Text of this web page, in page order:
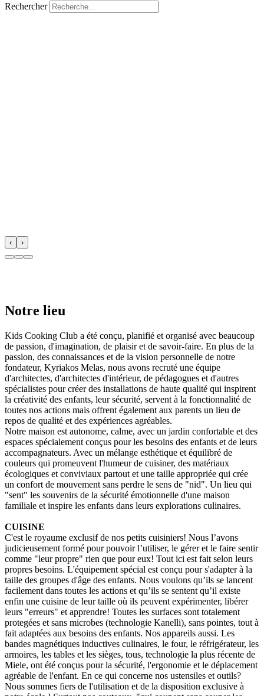
Rechercher
‹ ›
Notre lieu
Kids Cooking Club a été conçu, planifié et organisé avec beaucoup
de passion, d'imagination, de plaisir et de savoir-faire. En plus de la
passion, des connaissances et de la vision personnelle de notre
fondateur, Kyriakos Melas, nous avons recruté une équipe
d'architectes, d'architectes d'intérieur, de pédagogues et d'autres
spécialistes pour créer des installations de haute qualité qui inspirent
la créativité des enfants, leur sécurité, servent à la fonctionnalité de
toutes nos actions mais offrent également aux parents un lieu de
repos de qualité et des expériences agréables.
Notre maison est autonome, calme, avec un jardin confortable et des
espaces spécialement conçus pour les besoins des enfants et de leurs
accompagnateurs. Avec un mélange esthétique et équilibré de
couleurs qui promeuvent l'humeur de cuisiner, des matériaux
écologiques et conviviaux partout et une taille appropriée qui crée
un confort de mouvement sans perdre le sens de "nid". Un lieu qui
"sent" les souvenirs de la sécurité émotionnelle d'une maison
familiale et inspire les enfants dans leurs explorations culinaires.
CUISINE
C'est le royaume exclusif de nos petits cuisiniers! Nous l’avons
judicieusement formé pour pouvoir l’utiliser, le gérer et le faire sentir
comme "leur propre" rien que pour eux! Tout ici est fait selon leurs
propres besoins. L'équipement spécial est conçu pour s'adapter à la
taille des groupes d'âge des enfants. Nous voulons qu’ils se lancent
facilement dans toutes les actions et qu’ils se sentent qu’il existe
enfin une cuisine de leur taille où ils peuvent expérimenter, libérer
leurs "erreurs" et apprendre! Toutes les surfaces sont totalement
protegées et sans microbes (technologie Kanelli), sans pointes, tout à
fait adaptées aux besoins des enfants. Nos appareils aussi. Les
bandes magnétiques inductives culinaires, le four, le réfrigérateur, les
armoires, les tables et les sièges, tous, technologie la plus récente de
Miele, ont été conçus pour la sécurité, l'ergonomie et le déplacement
agréable de l'enfant. En ce qui concerne nos ustensiles et outils?
Nous sommes fiers de l'utilisation et de la disposition exclusive à